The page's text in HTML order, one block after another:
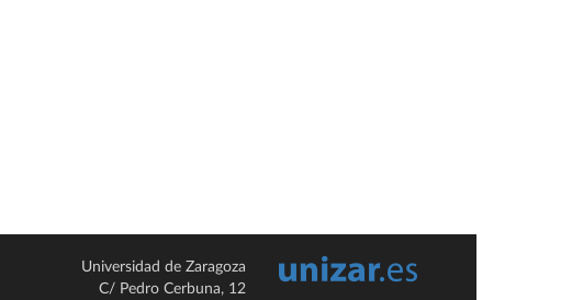
Universidad de Zaragoza
C/ Pedro Cerbuna, 12